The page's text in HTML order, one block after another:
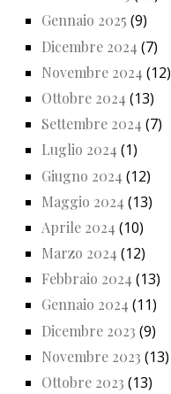
Gennaio 2025 (9)
Dicembre 2024 (7)
Novembre 2024 (12)
Ottobre 2024 (13)
Settembre 2024 (7)
Luglio 2024 (1)
Giugno 2024 (12)
Maggio 2024 (13)
Aprile 2024 (10)
Marzo 2024 (12)
Febbraio 2024 (13)
Gennaio 2024 (11)
Dicembre 2023 (9)
Novembre 2023 (13)
Ottobre 2023 (13)